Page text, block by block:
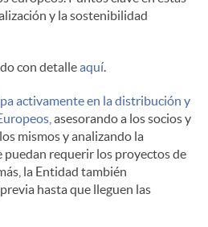
y la sostenibilidad
con detalleaquí
activamente en la distribución y
asesorando a los socios y
mismos y analizando la
requerir los proyectos de
la Entidad también
hasta que lleguen las